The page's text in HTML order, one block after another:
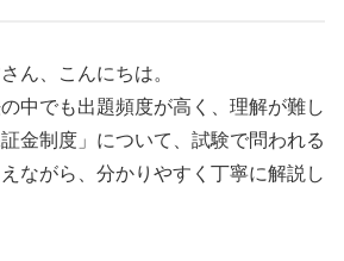
ん、こんにちは。
中でも出題頻度が高く、理解が難し
金制度」について、試験で問われる
ながら、分かりやすく丁寧に解説し